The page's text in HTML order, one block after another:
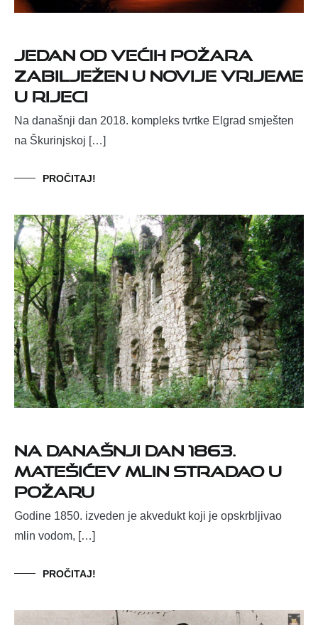
Jedan od većih požara
zabilježen u novije vrijeme
u Rijeci
Na današnji dan 2018. kompleks tvrtke Elgrad smješten
na Škurinjskoj […]
PROČITAJ!
Na današnji dan 1863.
Matešićev mlin stradao u
požaru
Godine 1850. izveden je akvedukt koji je opskrbljivao
mlin vodom, […]
PROČITAJ!